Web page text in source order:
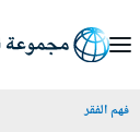
الفقر